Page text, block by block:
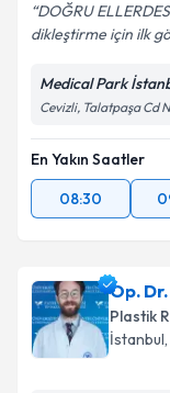
DOĞRU
dikleştirme için ilk
Medical Park
Cevizli, Talatpaşa Cd
En Yakın Saatler
08:30
Op.
Plastik
İstanbul